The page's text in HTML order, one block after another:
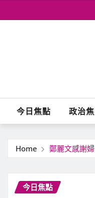
to
今日焦點 政治
Home 鄭麗文感謝
今日焦點